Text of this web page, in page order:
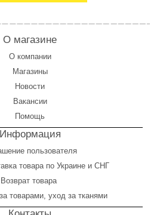
О магазине
О компании
Магазины
Новости
Вакансии
Помощь
Информация
пользователя
товара по Украине и СНГ
Возврат товара
товарами, уход за тканями